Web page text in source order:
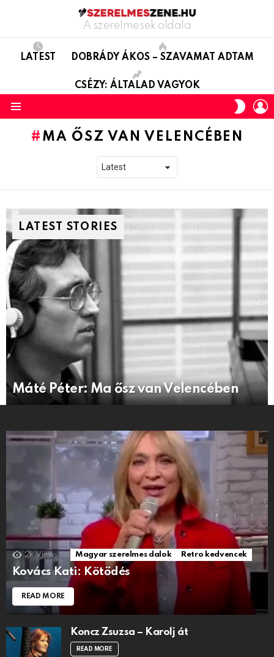
A szerelmesek oldala
LATEST DOBRÁDY ÁKOS – SZAVAMAT ADTAM
CSÉZY: ÁLTALAD VAGYOK
SKIN
MA ŐSZ VAN VELENCÉBEN
LATEST STORIES
Máté Péter: Ma ősz van Velencében
2k Views Magyar szerelmes dalok Retro kedvencek
Kovács Kati: Kötődés
READ MORE
Koncz Zsuzsa – Karolj át
READ MORE